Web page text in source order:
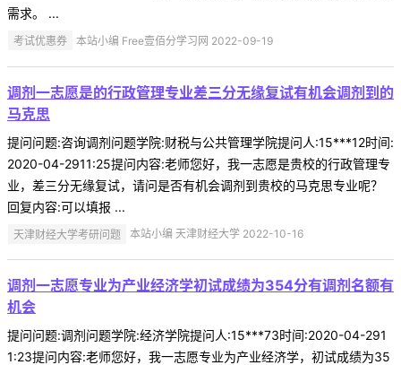
需求。 ...
考试优惠券 本站小编 Free壹佰分学习网 2022-09-19
调剂一志愿是的行政管理专业差三分无缘复试有机会调剂到的
马克思
提问问题:咨询调剂问题学院:财税与公共管理学院提问人:15***12时间:
2020-04-2911:25提问内容:老师您好，我一志愿是贵校的行政管理专
业，差三分无缘复试，请问是否有机会调剂到贵校的马克思专业呢？
回复内容:可以填报 ...
天津财经大学考研问题 本站小编 天津财经大学 2022-10-16
调剂一志愿专业为产业经济学初试成绩为354分有调剂名额有
机会
提问问题:调剂问题学院:经济学院提问人:15***73时间:2020-04-291
1:23提问内容:老师您好，我一志愿专业为产业经济学，初试成绩为35